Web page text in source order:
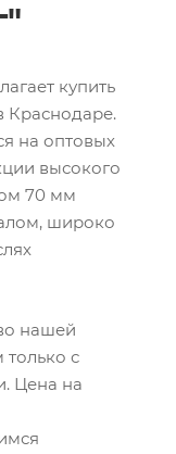
купить
Краснодаре.
на оптовых
высокого
70 мм
широко
нашей
только с
Цена на